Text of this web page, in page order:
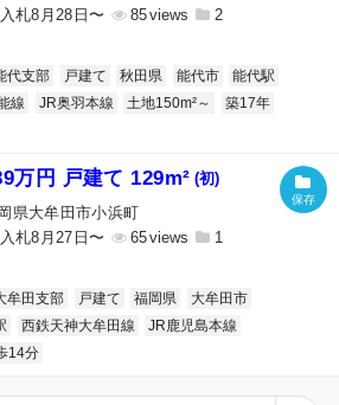
入札8月28日〜
85 2
代支部 戸建て 秋田県 能代市
能代駅
線 JR奥羽本線 土地150m²～
築17年
万円 戸建て 129m² (初)
県大牟田市小浜町
入札8月27日〜
65 1
牟田支部 戸建て 福岡県
大牟田市
西鉄天神大牟田線
JR鹿児島本線
14分